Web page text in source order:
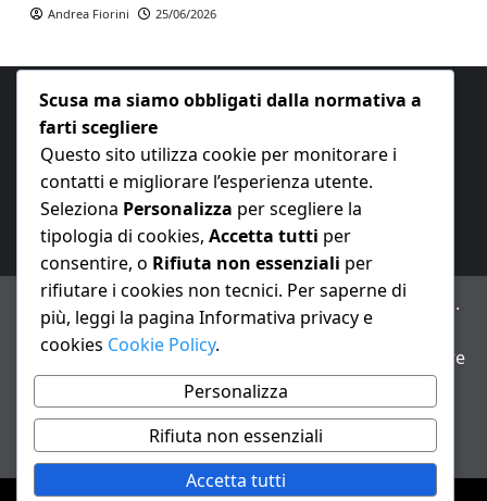
Andrea Fiorini 25/06/2026
E-mail:redazione@nuovaeconomia.it
ANNO XXIII – Testata giornalistica reg. Trib. Milano n.
487 del 20/9/2002 – Dir. resp. Andrea Fiorini
Avviso IA: alcuni articoli di questo sito possono essere
realizzati con il supporto di sistemi di intelligenza
artificiale con supervisione e verifica di un redattore
Informativa privacy e cookie
Scusa ma siamo obbligati dalla normativa a
farti scegliere
Questo sito utilizza cookie per monitorare i
contatti e migliorare l’esperienza utente.
Seleziona Personalizza per scegliere la
tipologia di cookies, Accetta tutti per
consentire, o Rifiuta non essenziali per
rifiutare i cookies non tecnici. Per saperne di
più, leggi la pagina Informativa privacy e
cookies Cookie Policy.
Personalizza
Rifiuta non essenziali
Accetta tutti